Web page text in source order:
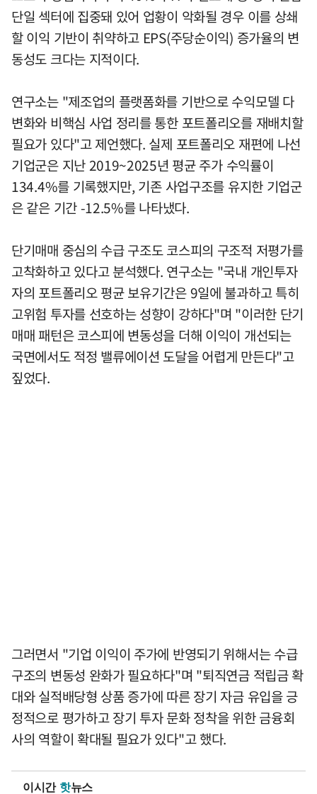
단일 섹터에 집중돼 있어 업황이 악화될 경우 이를 상쇄
할 이익 기반이 취약하고 EPS(주당순이익) 증가율의 변
동성도 크다는 지적이다.
연구소는 "제조업의 플랫폼화를 기반으로 수익모델 다
변화와 비핵심 사업 정리를 통한 포트폴리오를 재배치할
필요가 있다"고 제언했다. 실제 포트폴리오 재편에 나선
기업군은 지난 2019~2025년 평균 주가 수익률이
134.4%를 기록했지만, 기존 사업구조를 유지한 기업군
은 같은 기간 -12.5%를 나타냈다.
단기매매 중심의 수급 구조도 코스피의 구조적 저평가를
고착화하고 있다고 분석했다. 연구소는 "국내 개인투자
자의 포트폴리오 평균 보유기간은 9일에 불과하고 특히
고위험 투자를 선호하는 성향이 강하다"며 "이러한 단기
매매 패턴은 코스피에 변동성을 더해 이익이 개선되는
국면에서도 적정 밸류에이션 도달을 어렵게 만든다"고
짚었다.
그러면서 "기업 이익이 주가에 반영되기 위해서는 수급
구조의 변동성 완화가 필요하다"며 "퇴직연금 적립금 확
대와 실적배당형 상품 증가에 따른 장기 자금 유입을 긍
정적으로 평가하고 장기 투자 문화 정착을 위한 금융회
사의 역할이 확대될 필요가 있다"고 했다.
이시간 핫뉴스